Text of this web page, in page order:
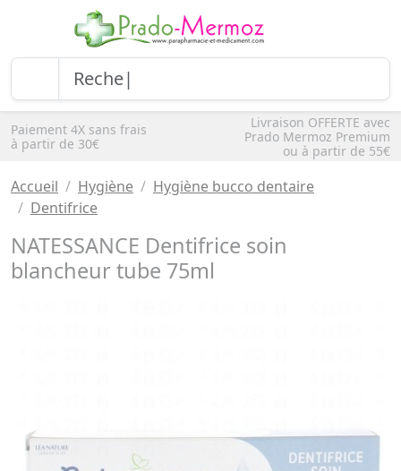
Paiement 4X sans frais
à partir de 30€
Livraison OFFERTE avec
Prado Mermoz Premium
ou à partir de 55€
Accueil Hygiène
Hygiène bucco dentaire
Dentifrice
NATESSANCE Dentifrice soin
blancheur tube 75ml